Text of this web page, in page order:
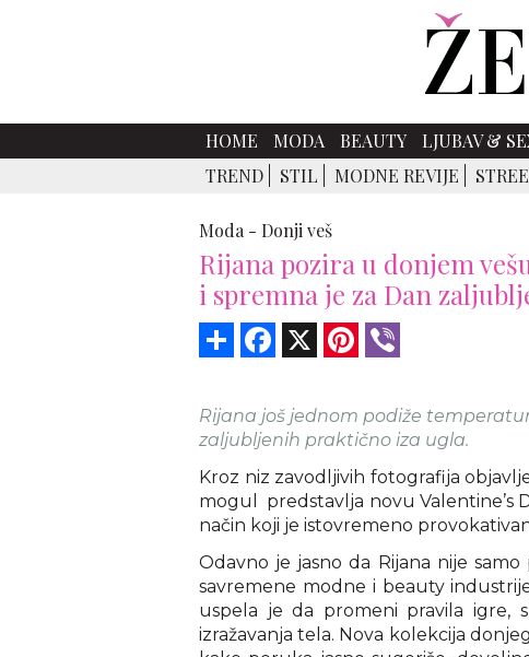
HOME MODA BEAUTY LJUBAV &
TREND
STIL MODNE REVIJE
Moda - Donji veš
Rijana pozira u donjem
i spremna je za Dan
Share Facebook Pinterest
Rijana još jednom podiže
zaljubljenih praktično iza ugla.
Kroz niz zavodljivih fotografija
mogul predstavlja novu Valentine’s
način koji je istovremeno
Odavno je jasno da Rijana nije
savremene modne i beauty
uspela je da promeni pravila igre,
izražavanja tela. Nova kolekcija